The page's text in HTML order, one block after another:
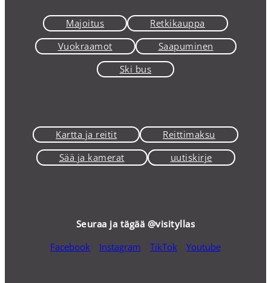
Majoitus
Retkikauppa
Vuokraamot
Saapuminen
Ski bus
Kartta ja reitit
Reittimaksu
Sää ja kamerat
uutiskirje
Seuraa ja tägää @visityllas
Facebook
Instagram TikTok Youtube